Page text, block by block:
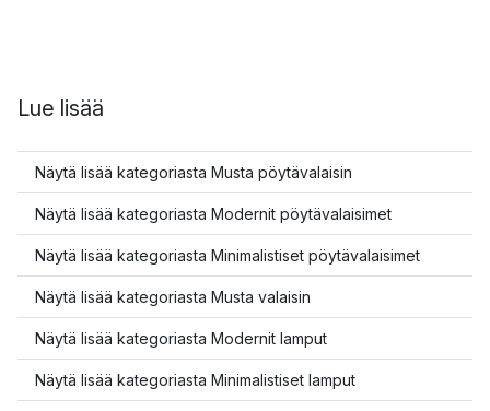
Lue lisää
Näytä lisää kategoriasta Musta pöytävalaisin
Näytä lisää kategoriasta Modernit pöytävalaisimet
Näytä lisää kategoriasta Minimalistiset pöytävalaisimet
Näytä lisää kategoriasta Musta valaisin
Näytä lisää kategoriasta Modernit lamput
Näytä lisää kategoriasta Minimalistiset lamput